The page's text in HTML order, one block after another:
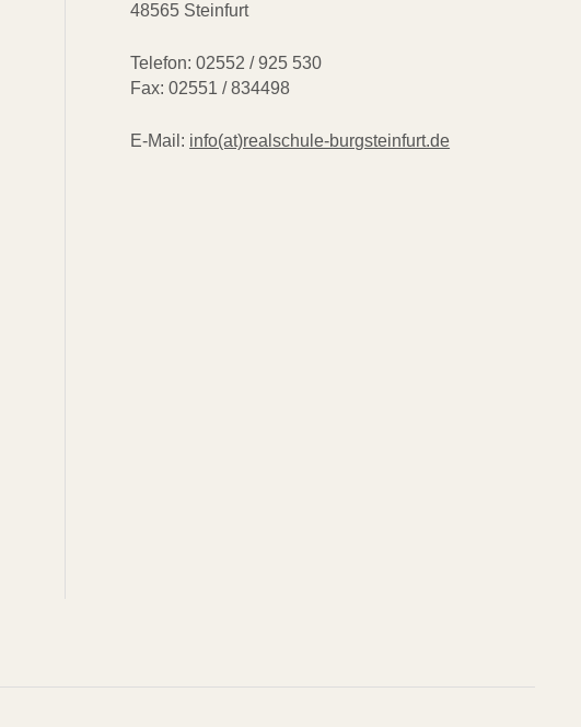
48565 Steinfurt
Telefon: 02552 / 925 530
Fax: 02551 / 834498
E-Mail: info(at)realschule-burgsteinfurt.de